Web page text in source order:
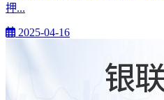
押...
2025-04-16